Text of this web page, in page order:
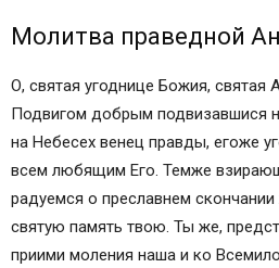
дитяти (из Четьих-Миней
Ростовского)
Акафист праведным Иоакиму
Канон праведным Иоакиму и
Житийная и научно-
праведных Иоакиме и Анне,
Богородицы:
Читайте также:
Молитвы о даровании детей
Молитва праведной
О, святая угоднице Божия, святая
Подвигом добрым подвизавшися
на Небесех венец правды, егоже
всем любящим Его. Темже
радуемся о преславнем скончании
святую память твою. Ты же,
приими моления наша и ко